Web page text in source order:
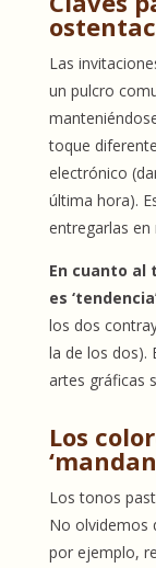
Las
un pulcro
toque
electrónico
última hora).
entregarlas en
En cuanto
es
los dos
la de los dos).
artes gráficas
Los
Los tonos
No olvidemos
por ejemplo,